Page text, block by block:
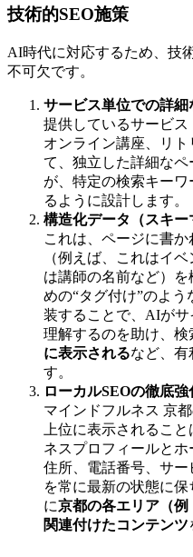
技術的SEO施策
AI時代に対応するため、技
不可欠です。
サービス単位での詳細
提供しているサービス
オンライン講座、リ
て、独立した詳細な
が、特定の検索キーワ
るように設計します。
構造化データ（スキ
これは、ページに書か
（例えば、これはイ
は講師の名前など）
めの“タグ付け”のよ
装することで、AIが
理解するのを助け、検
に表示されるなど、有
す。
ローカルSEOの徹底強
マインドフルネス 京
上位に表示されるこ
ネスプロフィールとホ
住所、電話番号、サ
を常に最新の状態に
に京都の各エリア（
関連付けたコンテンツ